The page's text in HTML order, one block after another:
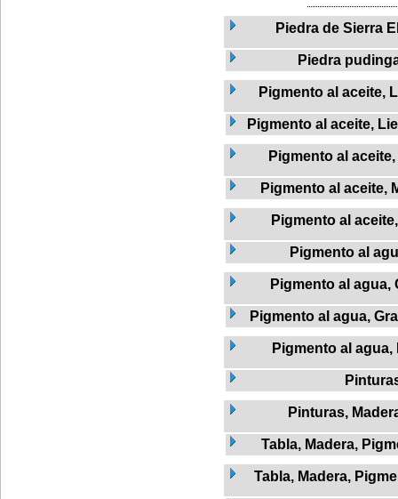
Piedra de Sierra
Piedra
Pigmento al aceite,
Pigmento al aceite,
Pigmento al
Pigmento al aceite,
Pigmento al
Pigmento al
Pigmento al agua,
Pigmento al agua,
Pigmento al agua,
Pinturas,
Tabla, Madera,
Tabla, Madera,